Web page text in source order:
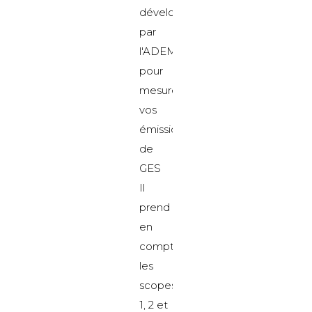
développé
par
l'ADEME
pour
mesurer
vos
émissions
de
GES
Il
prend
en
compte
les
scopes
1, 2 et